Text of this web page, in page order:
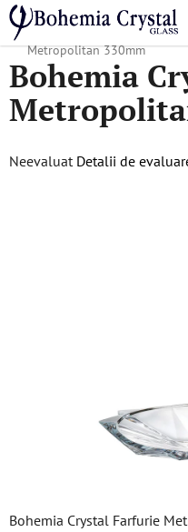
Treci
conținut
Acasă
/ Colecții populare /
Metropolitan 330mm
Bohemia Crystal Farfurie
Bohemia
Evaluarea
Neevaluat Detalii de